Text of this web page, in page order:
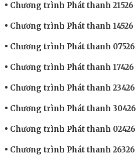
Chương trình Phát thanh 21526
Chương trình Phát thanh 14526
Chương trình Phát thanh 07526
Chương trình Phát thanh 17426
Chương trình Phát thanh 23426
Chương trình Phát thanh 30426
Chương trình Phát thanh 02426
Chương trình Phát thanh 26326